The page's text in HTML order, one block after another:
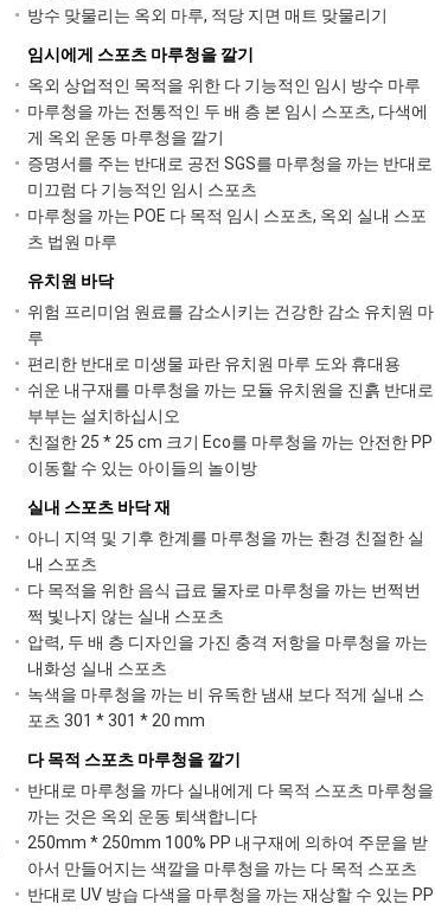
방수 맞물리는 옥외 마루, 적당 지면 매트 맞물리기
임시에게 스포츠 마루청을 깔기
옥외 상업적인 목적을 위한 다 기능적인 임시 방수 마루
마루청을 까는 전통적인 두 배 층 본 임시 스포츠, 다색에
게 옥외 운동 마루청을 깔기
증명서를 주는 반대로 공전 SGS를 마루청을 까는 반대로
미끄럼 다 기능적인 임시 스포츠
마루청을 까는 POE 다 목적 임시 스포츠, 옥외 실내 스포
츠 법원 마루
유치원 바닥
위험 프리미엄 원료를 감소시키는 건강한 감소 유치원 마
루
편리한 반대로 미생물 파란 유치원 마루 도와 휴대용
쉬운 내구재를 마루청을 까는 모듈 유치원을 진흙 반대로
부부는 설치하십시오
친절한 25 * 25 cm 크기 Eco를 마루청을 까는 안전한 PP
이동할 수 있는 아이들의 놀이방
실내 스포츠 바닥 재
아니 지역 및 기후 한계를 마루청을 까는 환경 친절한 실
내 스포츠
다 목적을 위한 음식 급료 물자로 마루청을 까는 번쩍번
쩍 빛나지 않는 실내 스포츠
압력, 두 배 층 디자인을 가진 충격 저항을 마루청을 까는
내화성 실내 스포츠
녹색을 마루청을 까는 비 유독한 냄새 보다 적게 실내 스
포츠 301 * 301 * 20 mm
다 목적 스포츠 마루청을 깔기
반대로 마루청을 까다 실내에게 다 목적 스포츠 마루청을
까는 것은 옥외 운동 퇴색합니다
250mm * 250mm 100% PP 내구재에 의하여 주문을 받
아서 만들어지는 색깔을 마루청을 까는 다 목적 스포츠
반대로 UV 방습 다색을 마루청을 까는 재상할 수 있는 PP